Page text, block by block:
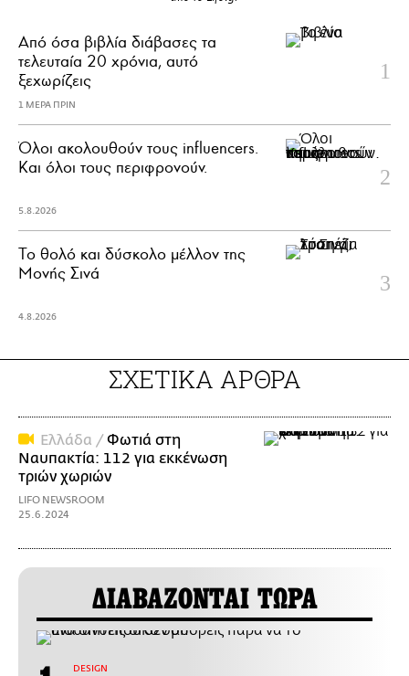
Από όσα βιβλία διάβασες τα
τελευταία 20 χρόνια, αυτό
ξεχωρίζεις
1 ΜΕΡΑ ΠΡΙΝ
Όλοι ακολουθούν τους influencers.
Και όλοι τους περιφρονούν.
5.8.2026
Το θολό και δύσκολο μέλλον της
Μονής Σινά
4.8.2026
ΣΧΕΤΙΚΑ ΑΡΘΡΑ
Ελλάδα /Φωτιά στη
Ναυπακτία: 112 για εκκένωση
τριών χωριών
LIFO NEWSROOM
25.6.2024
ΔΙΑΒΑΖΟΝΤΑΙ ΤΩΡΑ
DESIGN